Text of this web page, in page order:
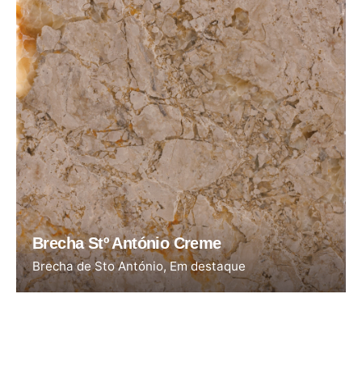
Brecha Stº António Creme
Brecha de Sto António Em destaque